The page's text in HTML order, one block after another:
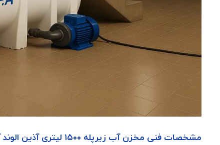
مشخصات فنی مخزن آب زیرپله ۱۵۰۰ لیتری آذین الوند آسیا